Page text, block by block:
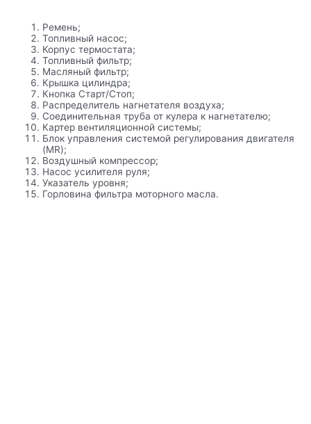
Ремень;
Топливный насос;
Корпус термостата;
Топливный фильтр;
Масляный фильтр;
Крышка цилиндра;
Кнопка Старт/Стоп;
Распределитель нагнетателя воздуха;
Соединительная труба от кулера к нагнетателю;
Картер вентиляционной системы;
Блок управления системой регулирования двигателя
(MR);
Воздушный компрессор;
Насос усилителя руля;
Указатель уровня;
Горловина фильтра моторного масла.